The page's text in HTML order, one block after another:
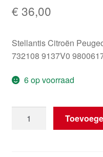
€ 36,00
Stellantis Citroën
732108 9137V0
6 op voorraad
Linker